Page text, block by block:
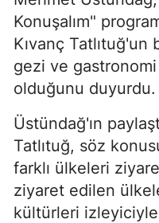
Konuşalım"
Kıvanç
gezi ve gastronomi
olduğunu duyurdu.
Üstündağ'ın
Tatlıtuğ, söz
farklı ülkeleri
ziyaret edilen
kültürleri